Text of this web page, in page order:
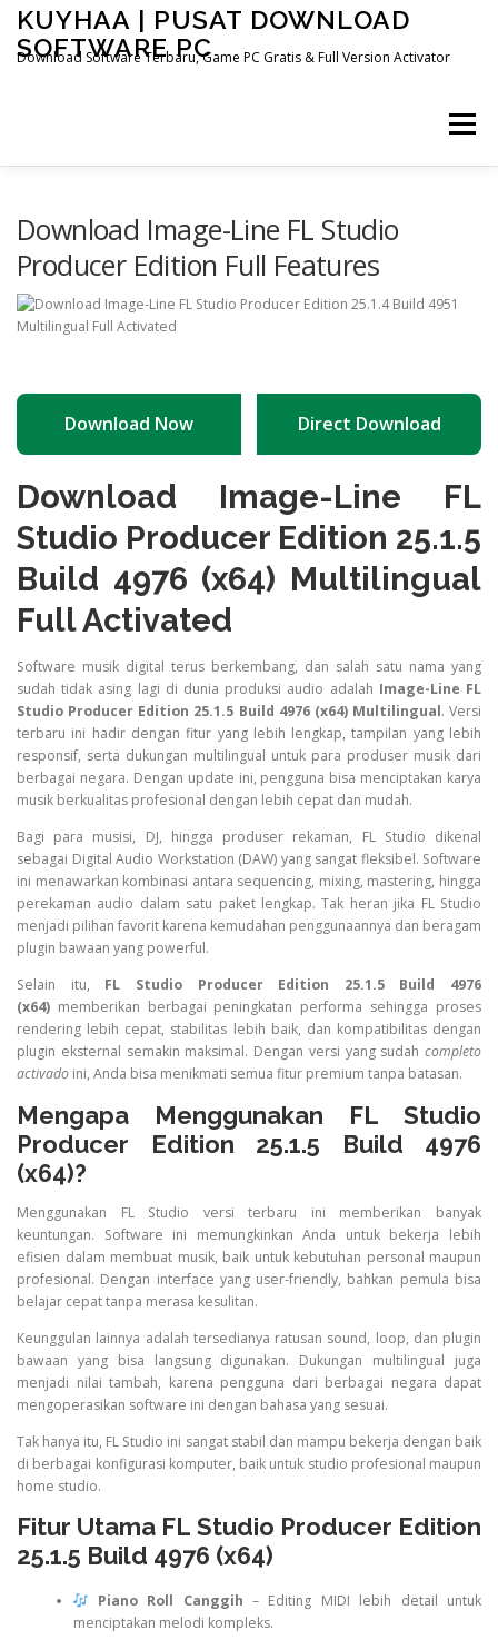
Skip
content
KUYHAA | PUSAT DOWNLOAD
SOFTWARE PC
Download Software Terbaru, Game PC Gratis & Full Version Activator
Menu
Download Image-Line FL Studio
Producer Edition Full Features
Download Now Direct Download
Download Image-Line FL
Studio Producer Edition 25.1.5
Build 4976 (x64) Multilingual
Full Activated
Software musik digital terus berkembang, dan salah satu nama yang
sudah tidak asing lagi di dunia produksi audio adalah Image-Line FL
Studio Producer Edition 25.1.5 Build 4976 (x64) Multilingual. Versi
terbaru ini hadir dengan fitur yang lebih lengkap, tampilan yang lebih
responsif, serta dukungan multilingual untuk para produser musik dari
berbagai negara. Dengan update ini, pengguna bisa menciptakan karya
musik berkualitas profesional dengan lebih cepat dan mudah.
Bagi para musisi, DJ, hingga produser rekaman, FL Studio dikenal
sebagai Digital Audio Workstation (DAW) yang sangat fleksibel. Software
ini menawarkan kombinasi antara sequencing, mixing, mastering, hingga
perekaman audio dalam satu paket lengkap. Tak heran jika FL Studio
menjadi pilihan favorit karena kemudahan penggunaannya dan beragam
plugin bawaan yang powerful.
Selain itu, FL Studio Producer Edition 25.1.5 Build 4976
(x64) memberikan berbagai peningkatan performa sehingga proses
rendering lebih cepat, stabilitas lebih baik, dan kompatibilitas dengan
plugin eksternal semakin maksimal. Dengan versi yang sudah completo
activado ini, Anda bisa menikmati semua fitur premium tanpa batasan.
Mengapa Menggunakan FL Studio
Producer Edition 25.1.5 Build 4976
(x64)?
Menggunakan FL Studio versi terbaru ini memberikan banyak
keuntungan. Software ini memungkinkan Anda untuk bekerja lebih
efisien dalam membuat musik, baik untuk kebutuhan personal maupun
profesional. Dengan interface yang user-friendly, bahkan pemula bisa
belajar cepat tanpa merasa kesulitan.
Keunggulan lainnya adalah tersedianya ratusan sound, loop, dan plugin
bawaan yang bisa langsung digunakan. Dukungan multilingual juga
menjadi nilai tambah, karena pengguna dari berbagai negara dapat
mengoperasikan software ini dengan bahasa yang sesuai.
Tak hanya itu, FL Studio ini sangat stabil dan mampu bekerja dengan baik
di berbagai konfigurasi komputer, baik untuk studio profesional maupun
home studio.
Fitur Utama FL Studio Producer Edition
25.1.5 Build 4976 (x64)
Piano Roll Canggih – Editing MIDI lebih detail untuk
menciptakan melodi kompleks.